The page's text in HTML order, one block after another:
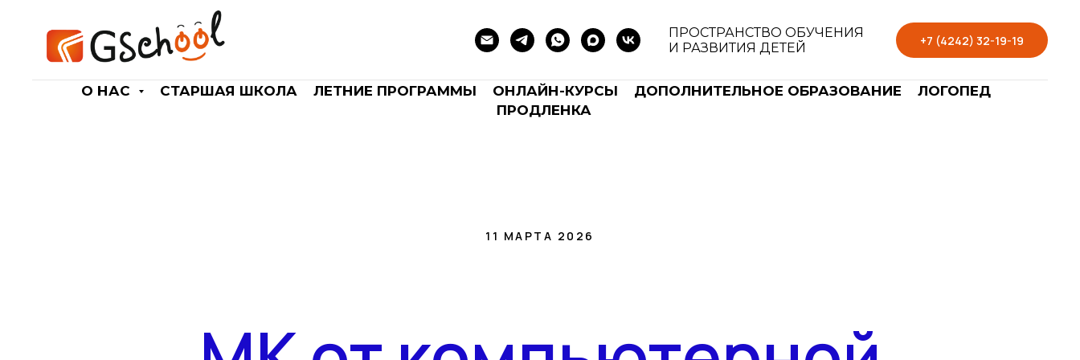
ПРОСТРАНСТВО ОБУЧЕНИЯ
И РАЗВИТИЯ ДЕТЕЙ
+7 (4242) 32-19-19
О НАС СТАРШАЯ ШКОЛА ЛЕТНИЕ ПРОГРАММЫ ОНЛАЙН-КУРСЫ ДОПОЛНИТЕЛЬНОЕ ОБРАЗОВАНИЕ
ЛОГОПЕД
ПРОДЛЕНКА
11 МАРТА 2026